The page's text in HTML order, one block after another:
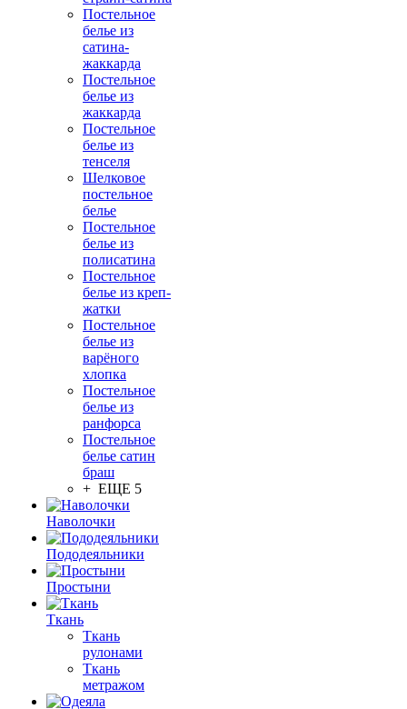
Постельное
белье из
сатина-
жаккарда
Постельное
белье из
жаккарда
Постельное
белье из
тенселя
Шелковое
постельное
белье
Постельное
белье из
полисатина
Постельное
белье из креп-
жатки
Постельное
белье из
варёного
хлопка
Постельное
белье из
ранфорса
Постельное
белье сатин
браш
+ ЕЩЕ 5
Наволочки
Пододеяльники
Простыни
Ткань
Ткань
рулонами
Ткань
метражом